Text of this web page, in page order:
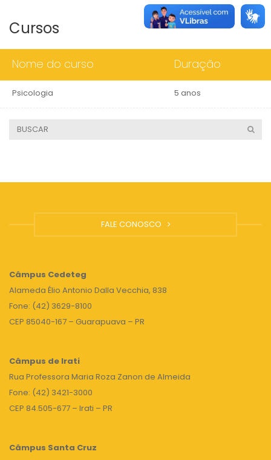
Cursos
Nome do curso Duração
Psicologia 5 anos
FALE CONOSCO
Câmpus Cedeteg
Alameda Élio Antonio Dalla Vecchia, 838
Fone: (42) 3629-8100
CEP 85040-167 – Guarapuava – PR
Câmpus de Irati
Rua Professora Maria Roza Zanon de Almeida
Fone: (42) 3421-3000
CEP 84.505-677 – Irati – PR
Câmpus Santa Cruz